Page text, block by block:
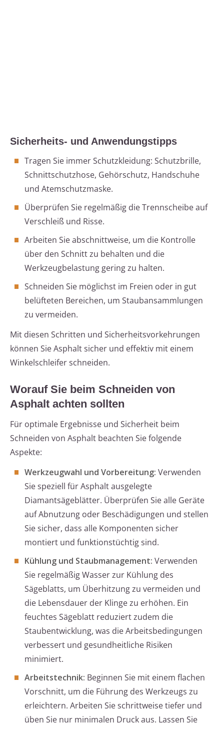
Sicherheits- und Anwendungstipps
Tragen Sie immer Schutzkleidung: Schutzbrille,
Schnittschutzhose, Gehörschutz, Handschuhe
und Atemschutzmaske.
Überprüfen Sie regelmäßig die Trennscheibe auf
Verschleiß und Risse.
Arbeiten Sie abschnittweise, um die Kontrolle
über den Schnitt zu behalten und die
Werkzeugbelastung gering zu halten.
Schneiden Sie möglichst im Freien oder in gut
belüfteten Bereichen, um Staubansammlungen
zu vermeiden.
Mit diesen Schritten und Sicherheitsvorkehrungen
können Sie Asphalt sicher und effektiv mit einem
Winkelschleifer schneiden.
Worauf Sie beim Schneiden von
Asphalt achten sollten
Für optimale Ergebnisse und Sicherheit beim
Schneiden von Asphalt beachten Sie folgende
Aspekte:
Werkzeugwahl und Vorbereitung: Verwenden
Sie speziell für Asphalt ausgelegte
Diamantsägeblätter. Überprüfen Sie alle Geräte
auf Abnutzung oder Beschädigungen und stellen
Sie sicher, dass alle Komponenten sicher
montiert und funktionstüchtig sind.
Kühlung und Staubmanagement: Verwenden
Sie regelmäßig Wasser zur Kühlung des
Sägeblatts, um Überhitzung zu vermeiden und
die Lebensdauer der Klinge zu erhöhen. Ein
feuchtes Sägeblatt reduziert zudem die
Staubentwicklung, was die Arbeitsbedingungen
verbessert und gesundheitliche Risiken
minimiert.
Arbeitstechnik: Beginnen Sie mit einem flachen
Vorschnitt, um die Führung des Werkzeugs zu
erleichtern. Arbeiten Sie schrittweise tiefer und
üben Sie nur minimalen Druck aus. Lassen Sie